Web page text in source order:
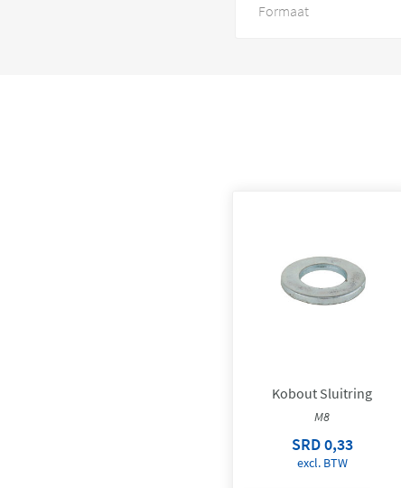
Formaat
Kobout Sluitring
M8
SRD 0,33
excl. BTW